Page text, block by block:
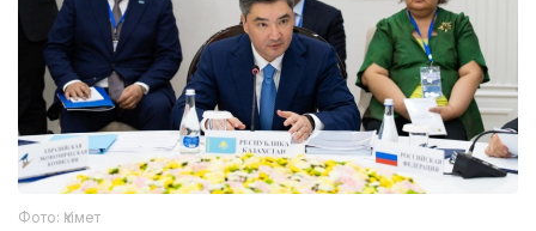
Фото: Үкімет